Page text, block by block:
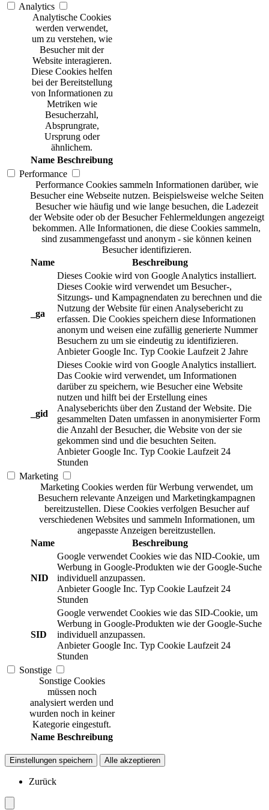
Analytics
Analytische Cookies
werden verwendet,
um zu verstehen, wie
Besucher mit der
Website interagieren.
Diese Cookies helfen
bei der Bereitstellung
von Informationen zu
Metriken wie
Besucherzahl,
Absprungrate,
Ursprung oder
ähnlichem.
Name Beschreibung
Performance
Performance Cookies sammeln Informationen darüber, wie
Besucher eine Webseite nutzen. Beispielsweise welche Seiten
Besucher wie häufig und wie lange besuchen, die Ladezeit
der Website oder ob der Besucher Fehlermeldungen angezeigt
bekommen. Alle Informationen, die diese Cookies sammeln,
sind zusammengefasst und anonym - sie können keinen
Besucher identifizieren.
Name
Beschreibung
_ga
Dieses Cookie wird von Google Analytics installiert.
Dieses Cookie wird verwendet um Besucher-,
Sitzungs- und Kampagnendaten zu berechnen und die
Nutzung der Website für einen Analysebericht zu
erfassen. Die Cookies speichern diese Informationen
anonym und weisen eine zufällig generierte Nummer
Besuchern zu um sie eindeutig zu identifizieren.
Anbieter Google Inc. Typ Cookie Laufzeit 2 Jahre
_gid
Dieses Cookie wird von Google Analytics installiert.
Das Cookie wird verwendet, um Informationen
darüber zu speichern, wie Besucher eine Website
nutzen und hilft bei der Erstellung eines
Analyseberichts über den Zustand der Website. Die
gesammelten Daten umfassen in anonymisierter Form
die Anzahl der Besucher, die Website von der sie
gekommen sind und die besuchten Seiten.
Anbieter Google Inc. Typ Cookie Laufzeit 24
Stunden
Marketing
Marketing Cookies werden für Werbung verwendet, um
Besuchern relevante Anzeigen und Marketingkampagnen
bereitzustellen. Diese Cookies verfolgen Besucher auf
verschiedenen Websites und sammeln Informationen, um
angepasste Anzeigen bereitzustellen.
Name
Beschreibung
NID
Google verwendet Cookies wie das NID-Cookie, um
Werbung in Google-Produkten wie der Google-Suche
individuell anzupassen.
Anbieter Google Inc. Typ Cookie Laufzeit 24
Stunden
SID
Google verwendet Cookies wie das SID-Cookie, um
Werbung in Google-Produkten wie der Google-Suche
individuell anzupassen.
Anbieter Google Inc. Typ Cookie Laufzeit 24
Stunden
Sonstige
Sonstige Cookies
müssen noch
analysiert werden und
wurden noch in keiner
Kategorie eingestuft.
Name Beschreibung
Einstellungen speichern Alle akzeptieren
Zurück